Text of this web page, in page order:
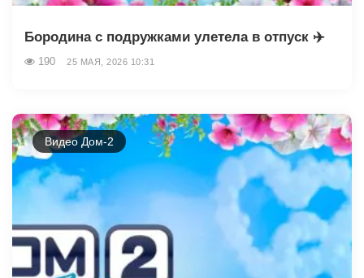
Бородина с подружками улетела в отпуск ✈️
190 25 МАЯ, 2026 10:31
Видео Дом-2